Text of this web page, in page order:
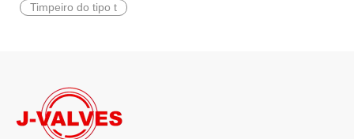
Timpeiro do tipo t